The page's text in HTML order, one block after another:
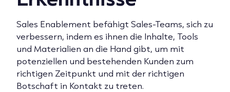
Sales Enablement befähigt Sales-Teams, sich zu
verbessern, indem es ihnen die Inhalte, Tools
und Materialien an die Hand gibt, um mit
potenziellen und bestehenden Kunden zum
richtigen Zeitpunkt und mit der richtigen
Botschaft in Kontakt zu treten.